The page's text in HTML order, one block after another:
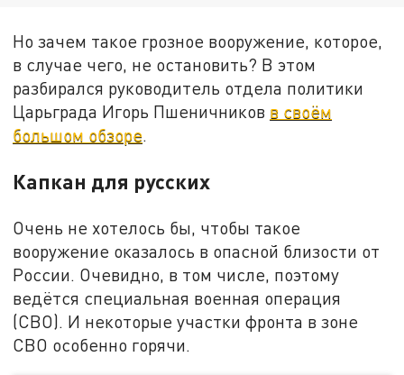
Но зачем такое грозное вооружение, которое,
в случае чего, не остановить? В этом
разбирался руководитель отдела политики
Царьграда Игорь Пшеничников в своём
большом обзоре.
Капкан для русских
Очень не хотелось бы, чтобы такое
вооружение оказалось в опасной близости от
России. Очевидно, в том числе, поэтому
ведётся специальная военная операция
(СВО). И некоторые участки фронта в зоне
СВО особенно горячи.